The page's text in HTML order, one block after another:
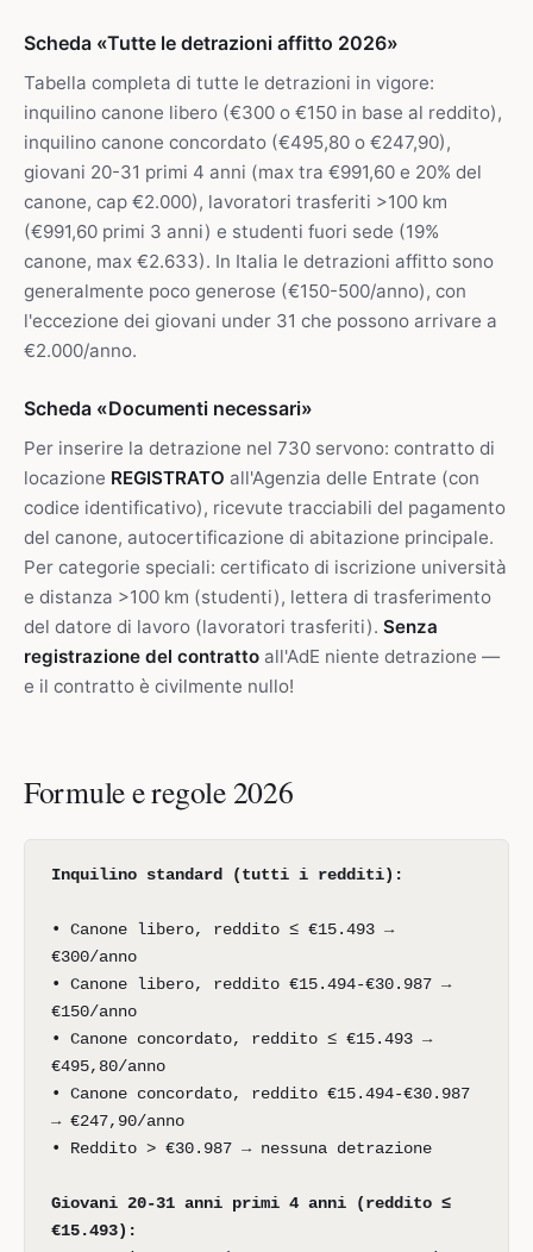
Scheda «Tutte le detrazioni affitto 2026»
Tabella completa di tutte le detrazioni in vigore:
inquilino canone libero (€300 o €150 in base al reddito),
inquilino canone concordato (€495,80 o €247,90),
giovani 20-31 primi 4 anni (max tra €991,60 e 20% del
canone, cap €2.000), lavoratori trasferiti >100 km
(€991,60 primi 3 anni) e studenti fuori sede (19%
canone, max €2.633). In Italia le detrazioni affitto sono
generalmente poco generose (€150-500/anno), con
l'eccezione dei giovani under 31 che possono arrivare a
€2.000/anno.
Scheda «Documenti necessari»
Per inserire la detrazione nel 730 servono: contratto di
locazione REGISTRATO all'Agenzia delle Entrate (con
codice identificativo), ricevute tracciabili del pagamento
del canone, autocertificazione di abitazione principale.
Per categorie speciali: certificato di iscrizione università
e distanza >100 km (studenti), lettera di trasferimento
del datore di lavoro (lavoratori trasferiti). Senza
registrazione del contratto all'AdE niente detrazione —
e il contratto è civilmente nullo!
Formule e regole 2026
Inquilino standard (tutti i redditi):
• Canone libero, reddito ≤ €15.493 →
€300/anno
• Canone libero, reddito €15.494-€30.987 →
€150/anno
• Canone concordato, reddito ≤ €15.493 →
€495,80/anno
• Canone concordato, reddito €15.494-€30.987
→ €247,90/anno
• Reddito > €30.987 → nessuna detrazione
Giovani 20-31 anni primi 4 anni (reddito ≤
€15.493):